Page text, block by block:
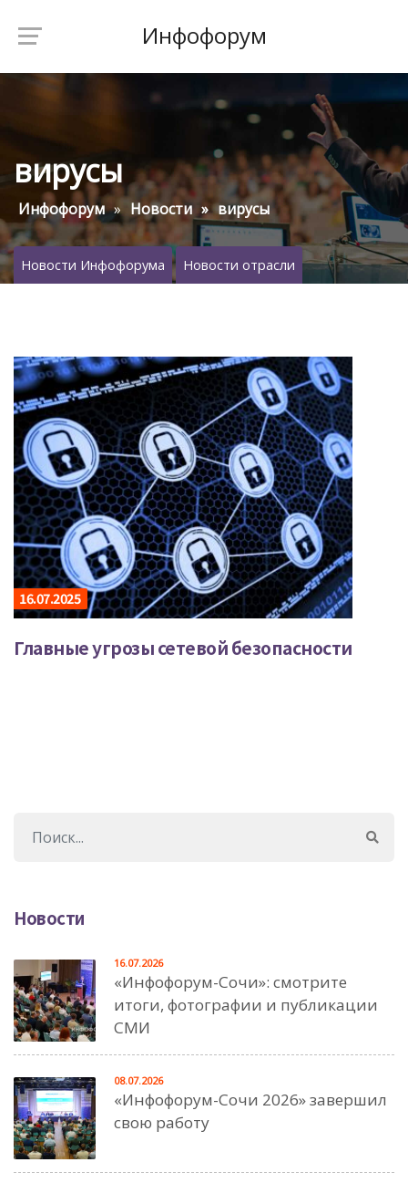
Инфофорум
вирусы
Инфофорум Новости вирусы
Новости Инфофорума Новости отрасли
16.07.2025
Главные угрозы сетевой безопасности
Новости
«Инфофорум-Сочи»: смотрите
итоги, фотографии и публикации
СМИ
16.07.2026
«Инфофорум-Сочи 2026» завершил
свою работу
08.07.2026